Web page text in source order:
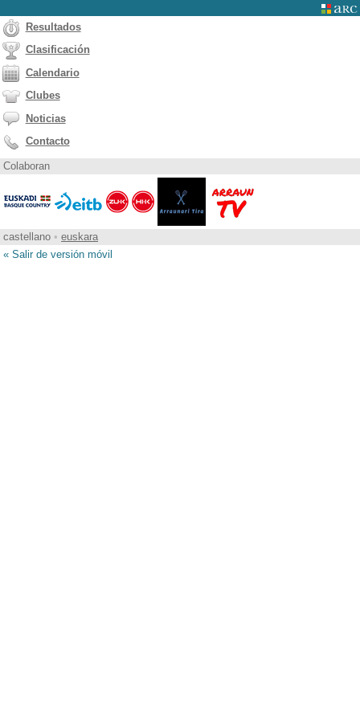
Resultados
Clasificación
Calendario
Clubes
Noticias
Contacto
Colaboran
castellano • euskara
« Salir de versión móvil